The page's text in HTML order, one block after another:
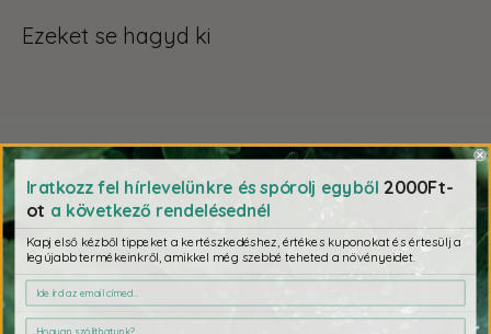
Ezeket se hagyd ki
4,8 6 értékelés alapján
5
1
0
0
Iratkozz fel hírlevelünkre és spórolj egyből 2000Ft-
ot a következő rendelésednél
Kapj első kézből tippeket a kertészkedéshez, értékes kuponokat és értesülj a
legújabb termékeinkről, amikkel még szebbé teheted a növényeidet.